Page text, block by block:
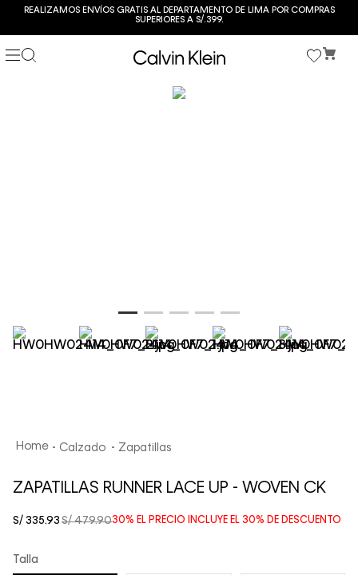
REALIZAMOS ENVÍOS GRATIS AL DEPARTAMENTO DE LIMA POR COMPRAS
SUPERIORES A S/.399.
Calzado Zapatillas
ZAPATILLAS RUNNER LACE UP - WOVEN CK
30% EL PRECIO INCLUYE EL 30% DE DESCUENTO
S/ 479.90
S/ 335.93
Talla